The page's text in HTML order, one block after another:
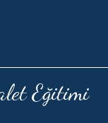
Eğitimi